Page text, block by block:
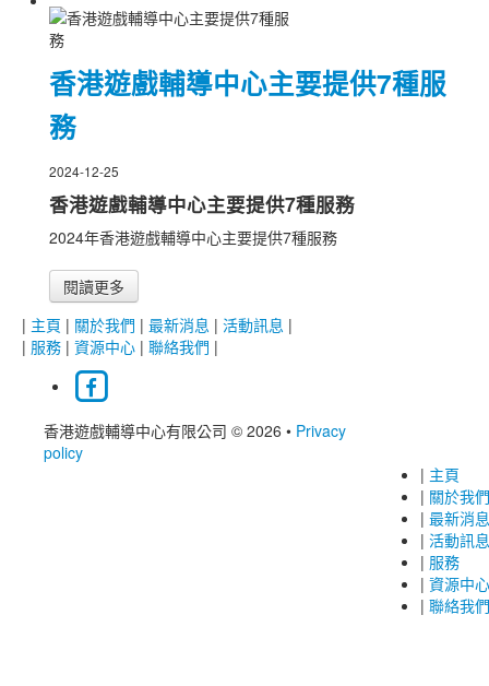
香港遊戲輔導中心主要提供7種服
務
2024-12-25
香港遊戲輔導中心主要提供7種服務
2024年香港遊戲輔導中心主要提供7種服務
閱讀更多
| 主頁 | 關於我們 | 最新消息 | 活動訊息 |
| 服務 | 資源中心 | 聯絡我們 |
香港遊戲輔導中心有限公司 © 2026 • Privacy
policy
| 主頁
| 關於我們
| 最新消息
| 活動訊息
| 服務
| 資源中心
| 聯絡我們